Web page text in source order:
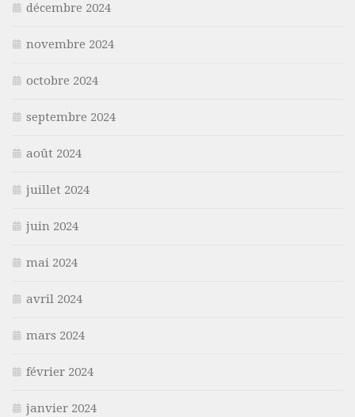
décembre 2024
novembre 2024
octobre 2024
septembre 2024
août 2024
juillet 2024
juin 2024
mai 2024
avril 2024
mars 2024
février 2024
janvier 2024